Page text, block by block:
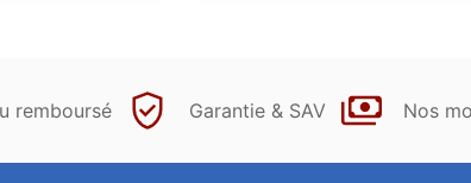
remboursé Garantie & SAV Nos